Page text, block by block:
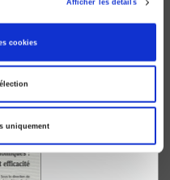
Afficher les détails
cookies
uniquement